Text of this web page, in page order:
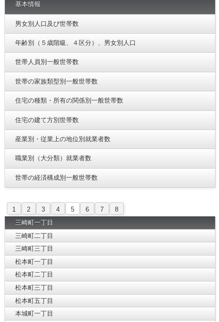
基本情報
男女別人口及び世帯数
年齢別（５歳階級、４区分）、男女別人口
世帯人員別一般世帯数
世帯の家族類型別一般世帯数
住宅の種類・所有の関係別一般世帯数
住宅の建て方別世帯数
産業別・従業上の地位別就業者数
職業別（大分類）就業者数
世帯の経済構成別一般世帯数
1 2 3 4 5 6 7
8
三崎町一丁目
三崎町二丁目
三崎町三丁目
松本町一丁目
松本町二丁目
松本町三丁目
松本町五丁目
本城町一丁目